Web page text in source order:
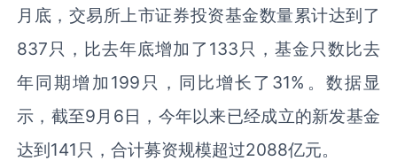
月底，交易所上市证券投资基金数量累计达到了
837只，比去年底增加了133只，基金只数比去
年同期增加199只，同比增长了31%。数据显
示，截至9月6日，今年以来已经成立的新发基金
达到141只，合计募资规模超过2088亿元。